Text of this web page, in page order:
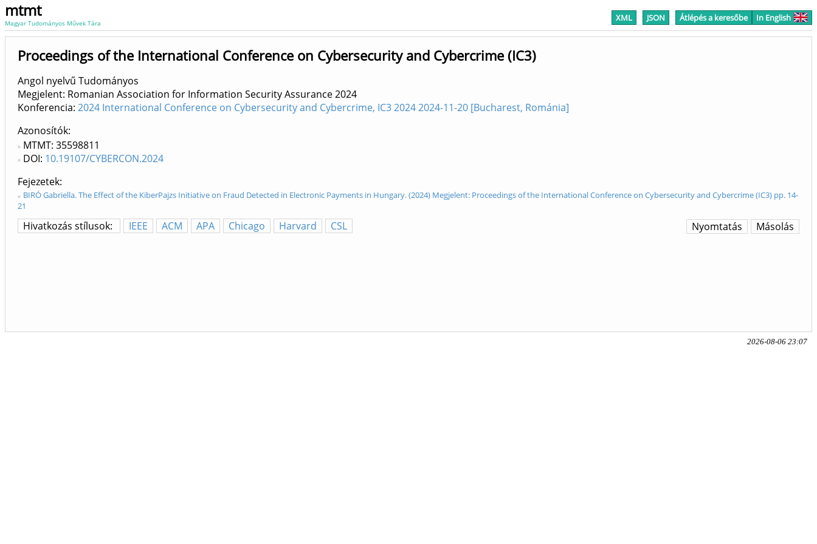
mtmt
Magyar Tudományos Művek Tára XML JSON Átlépés a keresőbe In English
Proceedings of the International Conference on Cybersecurity and Cybercrime (IC3)
Angol nyelvű Tudományos
Megjelent: Romanian Association for Information Security Assurance2024
Konferencia: 2024 International Conference on Cybersecurity and Cybercrime, IC3 2024 2024-11-20 [Bucharest, Románia]
Azonosítók
MTMT: 35598811
DOI: 10.19107/CYBERCON.2024
Fejezetek
BIRÓ Gabriella. The Effect of the KiberPajzs Initiative on Fraud Detected in Electronic Payments in Hungary. (2024) Megjelent: Proceedings of the International Conference on Cybersecurity and Cybercrime (IC3) pp. 14-
21
Hivatkozás stílusok: IEEE ACM APA Chicago Harvard CSL Másolás
Nyomtatás
2026-08-06 23:07